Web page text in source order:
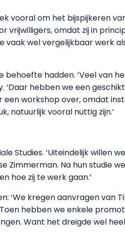
vooral om het bijspijkeren
vrijwilligers, omdat zij in
vaak wel vergelijkbaar werk
hadden. ‘Veel van
hebben we een
workshop over, omdat
natuurlijk vooral nuttig zijn.’
Studies. ‘Uiteindelijk willen
Zimmerman. Na hun studie
hoe zij te werk gaan.’
‘We kregen aanvragen van
hebben we enkele
Want het dreigde wel